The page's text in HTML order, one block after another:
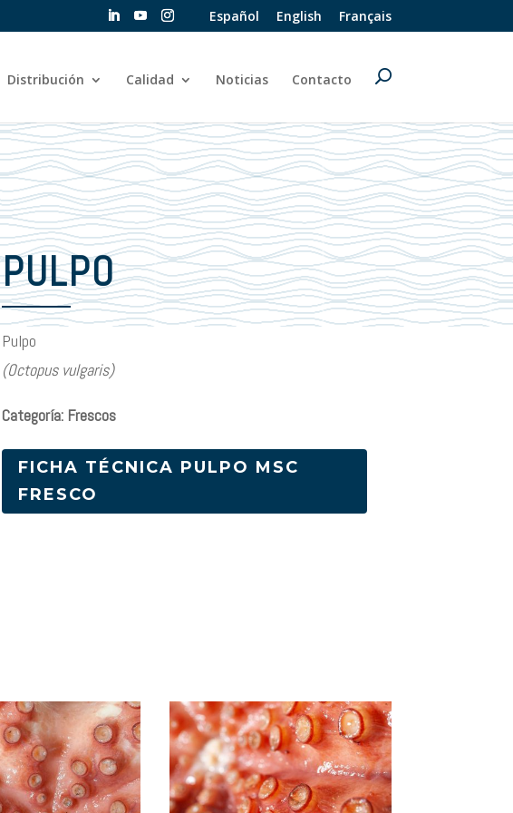
Español English Français
Distribución Calidad Noticias Contacto
PULPO
Pulpo
(Octopus vulgaris)
Categoría: Frescos
FICHA TÉCNICA PULPO MSC
FRESCO